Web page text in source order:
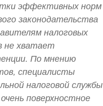
эффективных норм
законодательства
налоговых
не хватает
По мнению
специалисты
налоговой службы
поверхностное